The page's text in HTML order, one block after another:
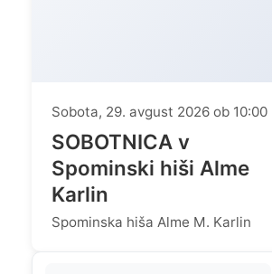
Sobota, 29. avgust 2026 ob 10:00
SOBOTNICA v
Spominski hiši Alme
Karlin
Spominska hiša Alme M. Karlin